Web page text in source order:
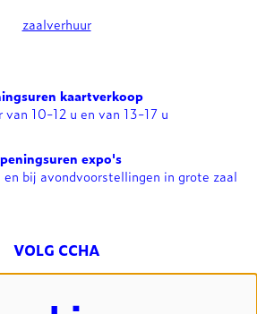
zaalverhuur
kaartverkoop
van 10-12 u en van 13-17 u
expo's
bij avondvoorstellingen in grote zaal
VOLG CCHA